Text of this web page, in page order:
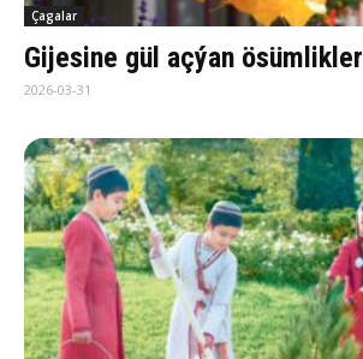
Çagalar
Gi­je­si­ne gül aç­ýan ösümlikler
2026-03-31